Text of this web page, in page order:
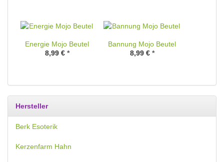
Energie Mojo Beutel
8,99 € *
Bannung Mojo Beutel
8,99 € *
Hersteller
Berk Esoterik
Kerzenfarm Hahn